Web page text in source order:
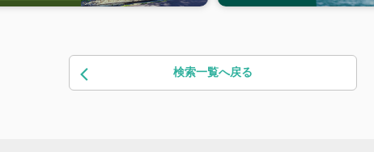
検索一覧へ戻る